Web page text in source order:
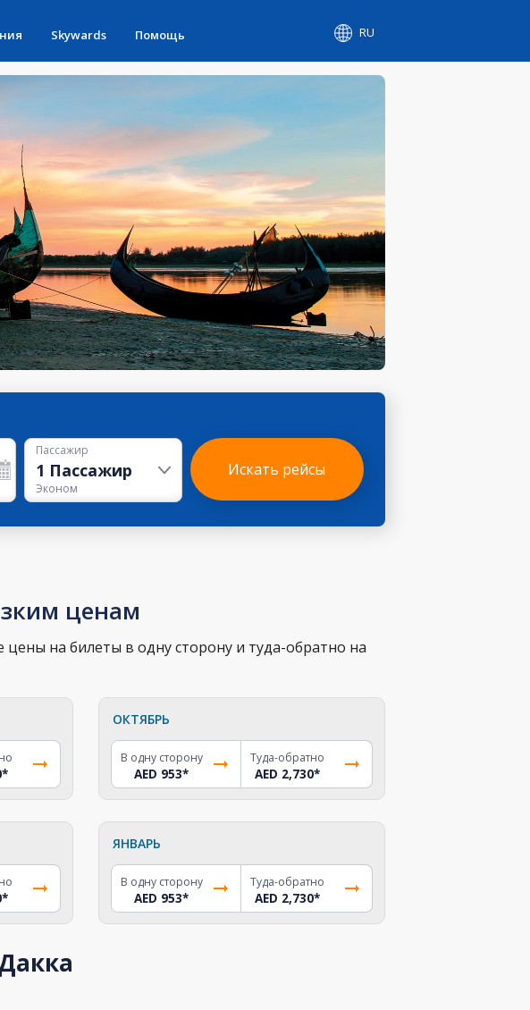
Skywards Помощь RU
Пассажир
1 Пассажир
Эконом
Искать рейсы
ценам
на билеты в одну сторону и туда-обратно на
*
ОКТЯБРЬ
В одну сторону
AED 953*
Туда-обратно
AED 2,730*
*
ЯНВАРЬ
В одну сторону
AED 953*
Туда-обратно
AED 2,730*